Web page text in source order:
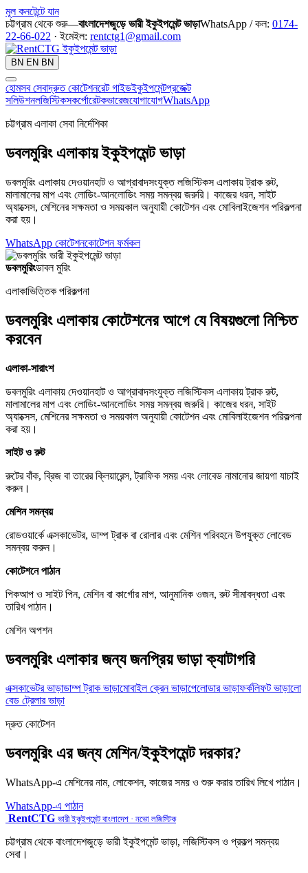
মূল কনটেন্টে যান
চট্টগ্রাম থেকে শুরু—বাংলাদেশজুড়ে ভারী ইকুইপমেন্ট ভাড়াWhatsApp / কল: 0174-
22-66-022 · ইমেইল: rentctg1@gmail.com
BN EN BN
হোমসব সেবাদ্রুত কোটেশনরেট গাইডইকুইপমেন্টপ্রজেক্ট
সলিউশনলজিস্টিকসকর্পোরেটকভারেজযোগাযোগWhatsApp
চট্টগ্রাম এলাকা সেবা নির্দেশিকা
ডবলমুরিং এলাকায় ইকুইপমেন্ট ভাড়া
ডবলমুরিং এলাকায় দেওয়ানহাট ও আগ্রাবাদসংযুক্ত লজিস্টিকস এলাকায় ট্রাক রুট,
মালামালের মাপ এবং লোডিং-আনলোডিং সময় সমন্বয় জরুরি। কাজের ধরন, সাইট
অ্যাক্সেস, মেশিনের সক্ষমতা ও সময়কাল অনুযায়ী কোটেশন এবং মোবিলাইজেশন পরিকল্পনা
করা হয়।
WhatsApp কোটেশনকোটেশন ফর্মকল
ডবলমুরিংডাবল মুরিং
এলাকাভিত্তিক পরিকল্পনা
ডবলমুরিং এলাকায় কোটেশনের আগে যে বিষয়গুলো নিশ্চিত
করবেন
এলাকা-সারাংশ
ডবলমুরিং এলাকায় দেওয়ানহাট ও আগ্রাবাদসংযুক্ত লজিস্টিকস এলাকায় ট্রাক রুট,
মালামালের মাপ এবং লোডিং-আনলোডিং সময় সমন্বয় জরুরি। কাজের ধরন, সাইট
অ্যাক্সেস, মেশিনের সক্ষমতা ও সময়কাল অনুযায়ী কোটেশন এবং মোবিলাইজেশন পরিকল্পনা
করা হয়।
সাইট ও রুট
রুটের বাঁক, ব্রিজ বা তারের ক্লিয়ারেন্স, ট্রাফিক সময় এবং লোবেড নামানোর জায়গা যাচাই
করুন।
মেশিন সমন্বয়
রোডওয়ার্কে এক্সকাভেটর, ডাম্প ট্রাক বা রোলার এবং মেশিন পরিবহনে উপযুক্ত লোবেড
সমন্বয় করুন।
কোটেশনে পাঠান
পিকআপ ও সাইট পিন, মেশিন বা কার্গোর মাপ, আনুমানিক ওজন, রুট সীমাবদ্ধতা এবং
তারিখ পাঠান।
মেশিন অপশন
ডবলমুরিং এলাকার জন্য জনপ্রিয় ভাড়া ক্যাটাগরি
এক্সকাভেটর ভাড়াডাম্প ট্রাক ভাড়ামোবাইল ক্রেন ভাড়াপেলোডার ভাড়াফর্কলিফট ভাড়ালো
বেড ট্রেলার ভাড়া
দ্রুত কোটেশন
ডবলমুরিং এর জন্য মেশিন/ইকুইপমেন্ট দরকার?
WhatsApp-এ মেশিনের নাম, লোকেশন, কাজের সময় ও শুরু করার তারিখ লিখে পাঠান।
WhatsApp-এ পাঠান
RentCTG ভারী ইকুইপমেন্ট বাংলাদেশ · নভো লজিস্টিক
চট্টগ্রাম থেকে বাংলাদেশজুড়ে ভারী ইকুইপমেন্ট ভাড়া, লজিস্টিকস ও প্রকল্প সমন্বয়
সেবা।